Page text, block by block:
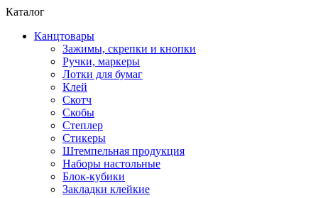
Каталог
Канцтовары
Зажимы, скрепки и кнопки
Ручки, маркеры
Лотки для бумаг
Клей
Скотч
Скобы
Степлер
Стикеры
Штемпельная продукция
Наборы настольные
Блок-кубики
Закладки клейкие